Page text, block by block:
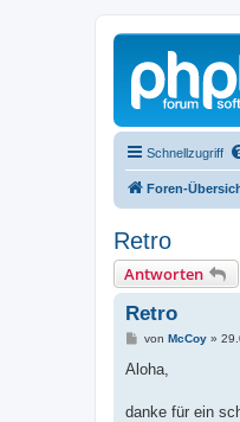
Schnellzugriff
Foren-
Retro
Antworten
Retro
B
i
a
von McCoy»
Aloha,
danke für ein